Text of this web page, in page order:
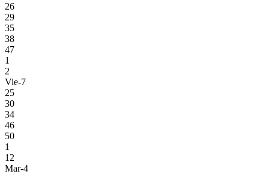
26
29
35
38
47
1
2
Vie-7
25
30
34
46
50
1
12
Mar-4